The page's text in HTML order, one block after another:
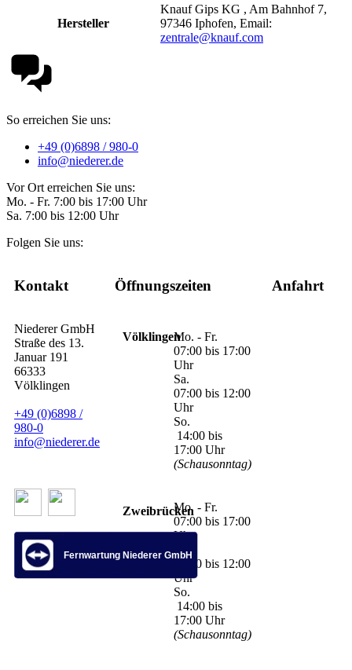
Hersteller
Knauf Gips KG , Am Bahnhof 7,
97346 Iphofen, Email:
zentrale@knauf.com
So erreichen Sie uns:
+49 (0)6898 / 980-0
info@niederer.de
Vor Ort erreichen Sie uns:
Mo. - Fr. 7:00 bis 17:00 Uhr
Sa. 7:00 bis 12:00 Uhr
Folgen Sie uns:
Kontakt
Niederer GmbH
Straße des 13.
Januar 191
66333
Völklingen
+49 (0)6898 /
980-0
info@niederer.de
Fernwartung Niederer GmbH
Öffnungszeiten
VölklingenMo. - Fr.
07:00 bis 17:00
Uhr
Sa.
07:00 bis 12:00
Uhr
So.
14:00 bis
17:00 Uhr
(Schausonntag)
ZweibrückenMo. - Fr.
07:00 bis 17:00
Uhr
Sa.
07:00 bis 12:00
Uhr
So.
14:00 bis
17:00 Uhr
(Schausonntag)
Anfahrt